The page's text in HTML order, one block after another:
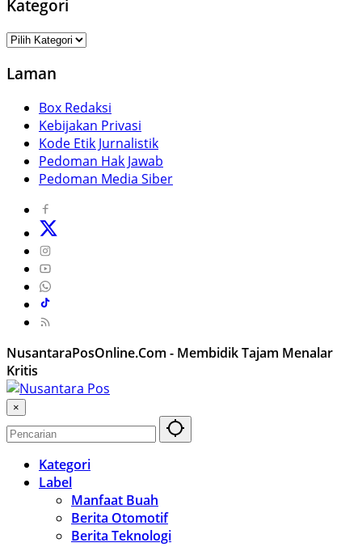
Kategori
Kategori
Laman
Box Redaksi
Kebijakan Privasi
Kode Etik Jurnalistik
Pedoman Hak Jawab
Pedoman Media Siber
NusantaraPosOnline.Com - Membidik Tajam Menalar
Kritis
×
Kategori
Label
Manfaat Buah
Berita Otomotif
Berita Teknologi